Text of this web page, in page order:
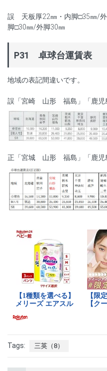
誤 天板厚22㎜・内脚□35㎜
脚□30㎜/外脚30㎜
P31 卓球台運賃表
地域の表記間違いです。
誤「宮崎 山形 福島」「鹿児
正「宮城 山形 福島」「鹿
Tags: 三英（8）